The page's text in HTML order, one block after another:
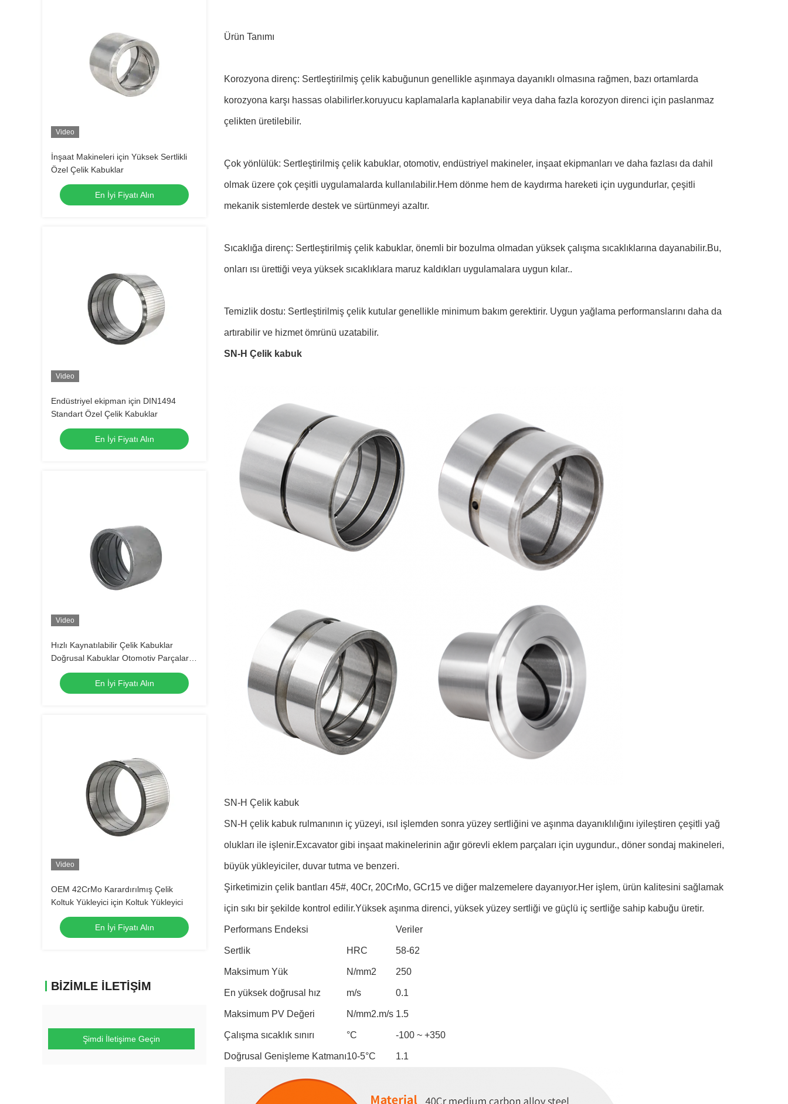
Video
İnşaat Makineleri için Yüksek Sertlikli
Özel Çelik Kabuklar
En İyi Fiyatı Alın
Video
Endüstriyel ekipman için DIN1494
Standart Özel Çelik Kabuklar
En İyi Fiyatı Alın
Video
Hızlı Kaynatılabilir Çelik Kabuklar
Doğrusal Kabuklar Otomotiv Parçaları
Pas geçirmez
En İyi Fiyatı Alın
Video
OEM 42CrMo Karardırılmış Çelik
Koltuk Yükleyici için Koltuk Yükleyici
En İyi Fiyatı Alın
BIZIMLE İLETIŞIM
Şimdi İletişime Geçin
Ürün Tanımı
Korozyona direnç: Sertleştirilmiş çelik kabuğunun genellikle aşınmaya dayanıklı olmasına rağmen, bazı ortamlarda
korozyona karşı hassas olabilirler.koruyucu kaplamalarla kaplanabilir veya daha fazla korozyon direnci için paslanmaz
çelikten üretilebilir.
Çok yönlülük: Sertleştirilmiş çelik kabuklar, otomotiv, endüstriyel makineler, inşaat ekipmanları ve daha fazlası da dahil
olmak üzere çok çeşitli uygulamalarda kullanılabilir.Hem dönme hem de kaydırma hareketi için uygundurlar, çeşitli
mekanik sistemlerde destek ve sürtünmeyi azaltır.
Sıcaklığa direnç: Sertleştirilmiş çelik kabuklar, önemli bir bozulma olmadan yüksek çalışma sıcaklıklarına dayanabilir.Bu,
onları ısı ürettiği veya yüksek sıcaklıklara maruz kaldıkları uygulamalara uygun kılar..
Temizlik dostu: Sertleştirilmiş çelik kutular genellikle minimum bakım gerektirir. Uygun yağlama performanslarını daha da
artırabilir ve hizmet ömrünü uzatabilir.
SN-H Çelik kabuk
SN-H Çelik kabuk
SN-H çelik kabuk rulmanının iç yüzeyi, ısıl işlemden sonra yüzey sertliğini ve aşınma dayanıklılığını iyileştiren çeşitli yağ
olukları ile işlenir.Excavator gibi inşaat makinelerinin ağır görevli eklem parçaları için uygundur., döner sondaj makineleri,
büyük yükleyiciler, duvar tutma ve benzeri.
Şirketimizin çelik bantları 45#, 40Cr, 20CrMo, GCr15 ve diğer malzemelere dayanıyor.Her işlem, ürün kalitesini sağlamak
için sıkı bir şekilde kontrol edilir.Yüksek aşınma direnci, yüksek yüzey sertliği ve güçlü iç sertliğe sahip kabuğu üretir.
Performans Endeksi Veriler
Sertlik HRC 58-62
Maksimum Yük N/mm2 250
En yüksek doğrusal hız m/s 0.1
Maksimum PV Değeri N/mm2.m/s 1.5
Çalışma sıcaklık sınırı °C -100 ~ +350
Doğrusal Genişleme Katmanı10-5°C 1.1